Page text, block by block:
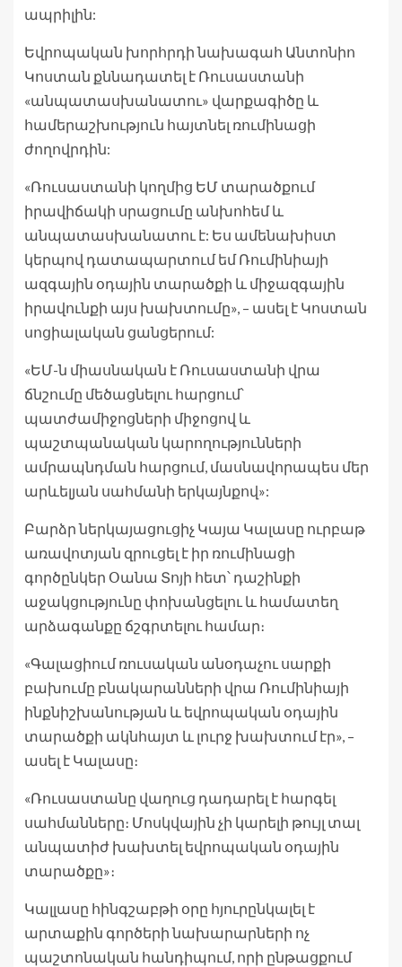
ապրիլին:
Եվրոպական խորհրդի նախագահ Անտոնիո
Կոստան քննադատել է Ռուսաստանի
«անպատասխանատու» վարքագիծը և
համերաշխություն հայտնել ռումինացի
ժողովրդին:
«Ռուսաստանի կողմից ԵՄ տարածքում
իրավիճակի սրացումը անխոհեմ և
անպատասխանատու է: Ես ամենախիստ
կերպով դատապարտում եմ Ռումինիայի
ազգային օդային տարածքի և միջազգային
իրավունքի այս խախտումը», – ասել է Կոստան
սոցիալական ցանցերում:
«ԵՄ-ն միասնական է Ռուսաստանի վրա
ճնշումը մեծացնելու հարցում՝
պատժամիջոցների միջոցով և
պաշտպանական կարողությունների
ամրապնդման հարցում, մասնավորապես մեր
արևելյան սահմանի երկայնքով»:
Բարձր ներկայացուցիչ Կայա Կալասը ուրբաթ
առավոտյան զրուցել է իր ռումինացի
գործընկեր Օանա Տոյի հետ՝ դաշինքի
աջակցությունը փոխանցելու և համատեղ
արձագանքը ճշգրտելու համար։
«Գալացիում ռուսական անօդաչու սարքի
բախումը բնակարանների վրա Ռումինիայի
ինքնիշխանության և եվրոպական օդային
տարածքի ակնհայտ և լուրջ խախտում էր», –
ասել է Կալասը։
«Ռուսաստանը վաղուց դադարել է հարգել
սահմանները։ Մոսկվային չի կարելի թույլ տալ
անպատիժ խախտել եվրոպական օդային
տարածքը»։
Կալլասը հինգշաբթի օրը հյուրընկալել է
արտաքին գործերի նախարարների ոչ
պաշտոնական հանդիպում, որի ընթացքում